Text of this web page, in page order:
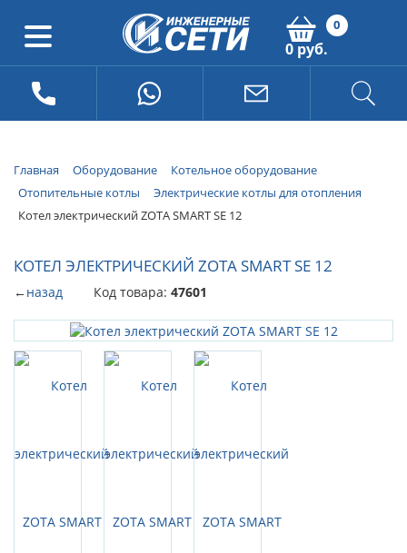
0
0 руб.
Главная Оборудование
Котельное оборудование
Отопительные котлы
Электрические котлы для отопления
Котел электрический ZOTA SMART SE 12
КОТЕЛ ЭЛЕКТРИЧЕСКИЙ ZOTA SMART SE 12
←назад Код товара: 47601